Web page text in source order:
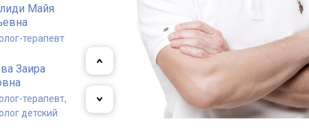
Майя
терапевт
Заира
терапевт,
детский